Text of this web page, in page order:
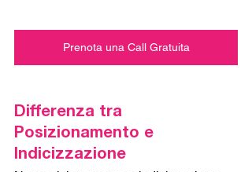
Prenota una Call Gratuita
Differenza tra
Posizionamento e
Indicizzazione